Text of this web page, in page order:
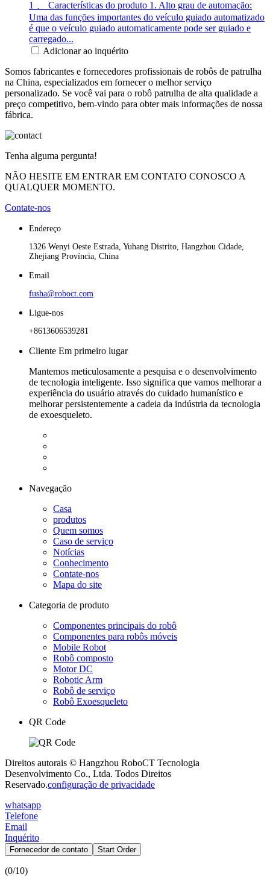
1 、 Características do produto 1. Alto grau de automação:
Uma das funções importantes do veículo guiado automatizado
é que o veículo guiado automaticamente pode ser guiado e
carregado...
Adicionar ao inquérito
Somos fabricantes e fornecedores profissionais de robôs de patrulha
na China, especializados em fornecer o melhor serviço
personalizado. Se você vai para o robô patrulha de alta qualidade a
preço competitivo, bem-vindo para obter mais informações de nossa
fábrica.
Tenha alguma pergunta!
NÃO HESITE EM ENTRAR EM CONTATO CONOSCO A
QUALQUER MOMENTO.
Contate-nos
Endereço
1326 Wenyi Oeste Estrada, Yuhang Distrito, Hangzhou Cidade,
Zhejiang Província, China
Email
fusha@roboct.com
Ligue-nos
+8613606539281
Cliente Em primeiro lugar
Mantemos meticulosamente a pesquisa e o desenvolvimento
de tecnologia inteligente. Isso significa que vamos melhorar a
experiência do usuário através do cuidado humanístico e
melhorar persistentemente a cadeia da indústria da tecnologia
de exoesqueleto.
Navegação
Casa
produtos
Quem somos
Caso de serviço
Notícias
Conhecimento
Contate-nos
Mapa do site
Categoria de produto
Componentes principais do robô
Componentes para robôs móveis
Mobile Robot
Robô composto
Motor DC
Robotic Arm
Robô de serviço
Robô Exoesqueleto
QR Code
Direitos autorais © Hangzhou RoboCT Tecnologia
Desenvolvimento Co., Ltda. Todos Direitos
Reservado.configuração de privacidade
whatsapp
Telefone
Email
Inquérito
Fornecedor de contato Start Order
(0/10)